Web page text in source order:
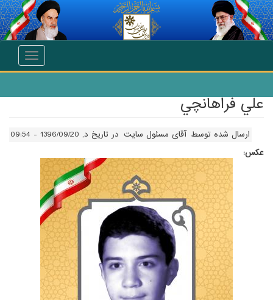
انتقال به محتوای اصلی
Toggle
علي فراهانچي
ارسال شده توسط آقای مسئول سایت در تاریخ د, 1396/09/20 - 09:54
عکس: